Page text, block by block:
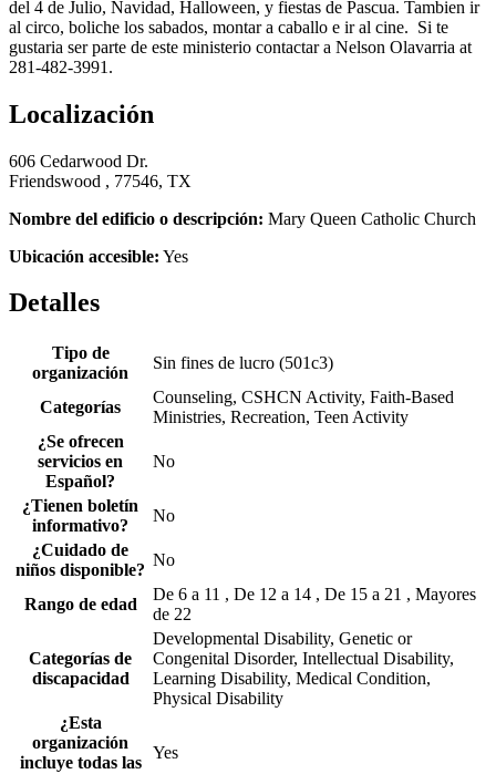
del 4 de Julio, Navidad, Halloween, y fiestas de Pascua. Tambien ir
al circo, boliche los sabados, montar a caballo e ir al cine. Si te
gustaria ser parte de este ministerio contactar a Nelson Olavarria at
281-482-3991.
Localización
606 Cedarwood Dr.
Friendswood , 77546, TX
Nombre del edificio o descripción: Mary Queen Catholic Church
Ubicación accesible: Yes
Detalles
Tipo de
organización
Sin fines de lucro (501c3)
Categorías
Counseling, CSHCN Activity, Faith-Based
Ministries, Recreation, Teen Activity
¿Se ofrecen
servicios en
Español?
No
¿Tienen boletín
informativo?
No
¿Cuidado de
niños disponible?
No
Rango de edad
De 6 a 11 , De 12 a 14 , De 15 a 21 , Mayores
de 22
Categorías de
discapacidad
Developmental Disability, Genetic or
Congenital Disorder, Intellectual Disability,
Learning Disability, Medical Condition,
Physical Disability
¿Esta
organización
incluye todas las
Yes